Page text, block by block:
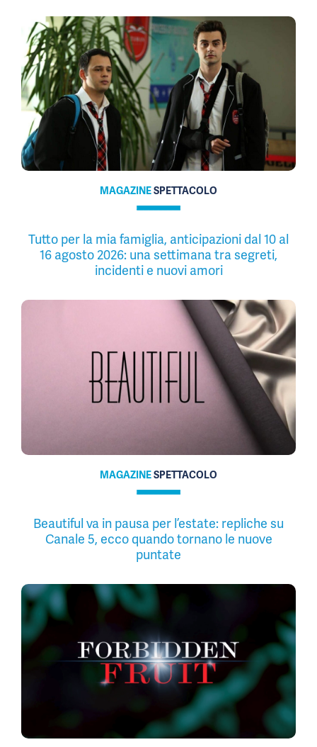
MAGAZINESPETTACOLO
Tutto per la mia famiglia, anticipazioni dal 10 al
16 agosto 2026: una settimana tra segreti,
incidenti e nuovi amori
MAGAZINESPETTACOLO
Beautiful va in pausa per l’estate: repliche su
Canale 5, ecco quando tornano le nuove
puntate